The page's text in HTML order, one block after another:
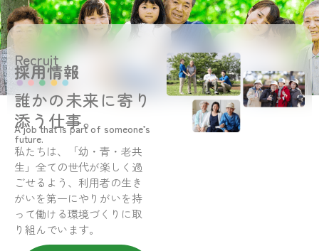
Recruit
採用情報
誰かの未来に寄り
添う仕事。
A job that is part of someone’s
future.
私たちは、「幼・青・老共
生」全ての世代が楽しく過
ごせるよう、利用者の生き
がいを第一にやりがいを持
って働ける環境づくりに取
り組んでいます。